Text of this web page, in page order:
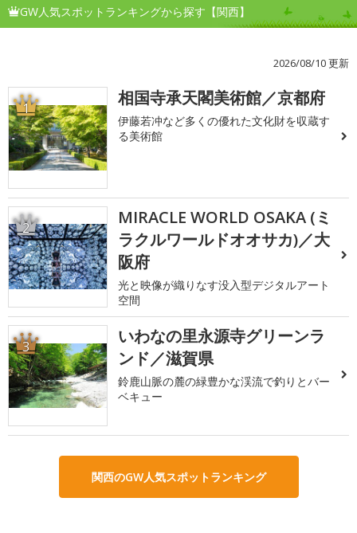
GW人気スポットランキングから探す【関西】
2026/08/10 更新
1 相国寺承天閣美術館／京都府
伊藤若冲など多くの優れた文化財を収蔵す
る美術館
2
MIRACLE WORLD OSAKA (ミ
ラクルワールドオオサカ)／大
阪府
光と映像が織りなす没入型デジタルアート
空間
3
いわなの里永源寺グリーンラ
ンド／滋賀県
鈴鹿山脈の麓の緑豊かな渓流で釣りとバー
ベキュー
関西のGW人気スポットランキング